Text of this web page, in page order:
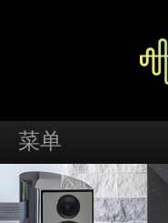
菜单
首页
品牌